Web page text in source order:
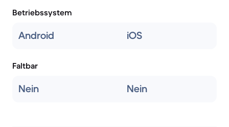
Betriebssystem
Android iOS
Faltbar
Nein Nein